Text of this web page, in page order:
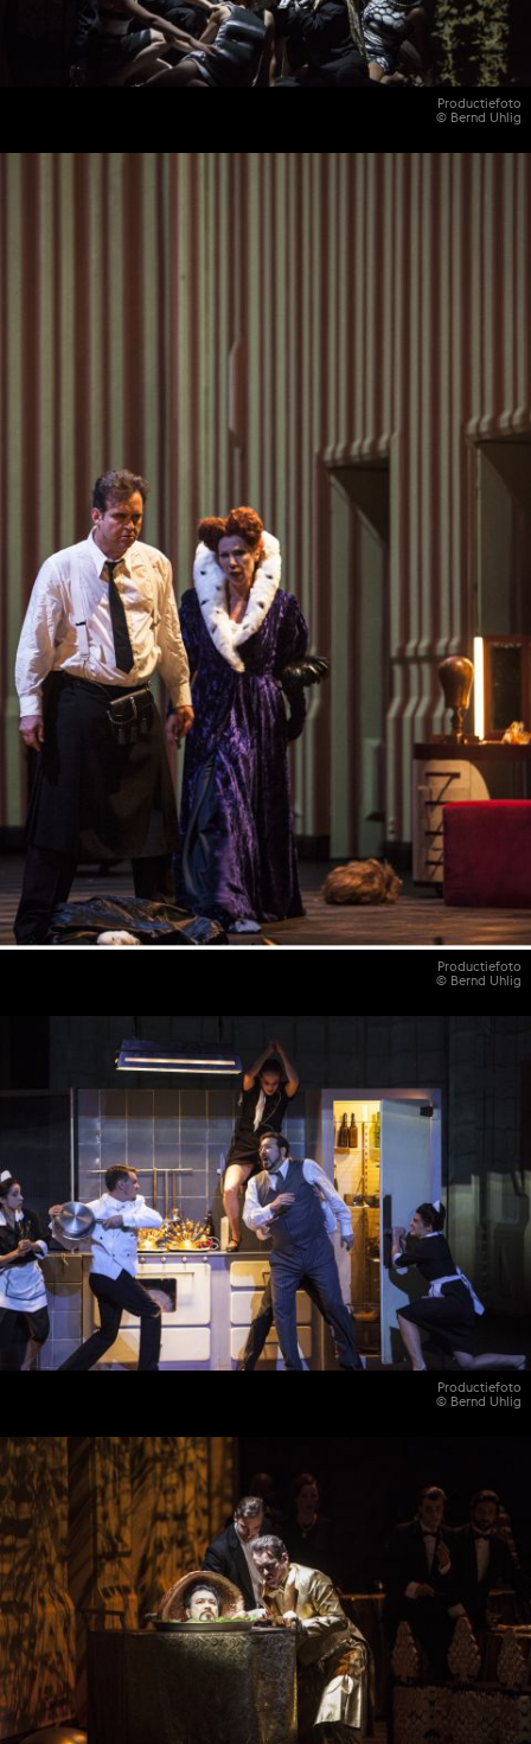
Productiefoto
© Bernd Uhlig
Productiefoto
© Bernd Uhlig
Productiefoto
© Bernd Uhlig